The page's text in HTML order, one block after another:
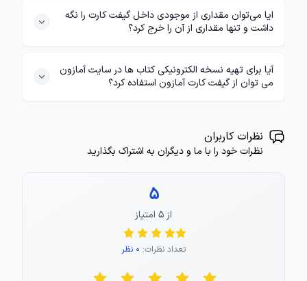
ایا می‌توان مقداری از موجودی داخل گیفت کارت را نگه
داشت و تنها مقداری از آن را خرج کرد؟
آیا برای تهیه نسخه الکترونیکی کتاب ها در سایت آمازون
می توان از گیفت کارت آمازون استفاده کرد؟
نظرات کاربران
نظرات خود را با ما و دیگران به اشتراک بگذارید
5
از ۵ امتیاز
تعداد نظرات: 0 نظر